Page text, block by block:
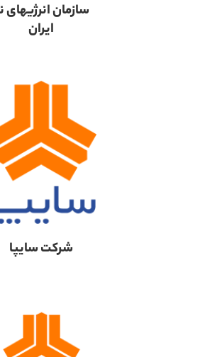
سازمان انرژیهای نو
ایران
شرکت سایپا